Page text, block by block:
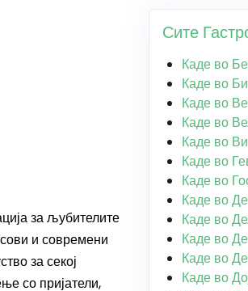
за љубителите
и современи
за секој
со пријатели,
Сите
Каде во
Каде во
Каде во
Каде во
Каде во
Каде во
Каде во
Каде во
Каде во
Каде во
Каде во
Каде во